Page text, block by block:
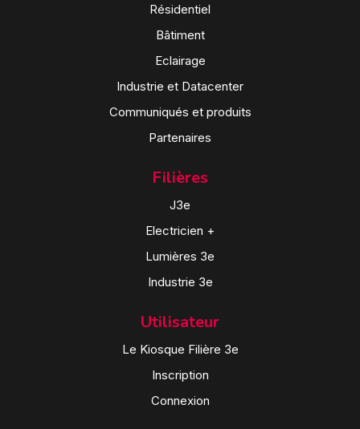
Résidentiel
Bâtiment
Eclairage
Industrie et Datacenter
Communiqués et produits
Partenaires
Filières
J3e
Electricien +
Lumières 3e
Industrie 3e
Utilisateur
Le Kiosque Filière 3e
Inscription
Connexion